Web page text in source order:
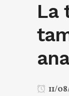
La
11/